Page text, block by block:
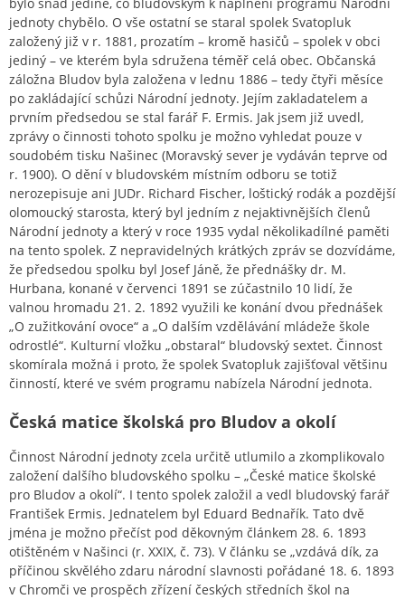
jednoty chybělo. O vše ostatní se staral spolek Svatopluk
založený již v r. 1881, prozatím – kromě hasičů – spolek v obci
jediný – ve kterém byla sdružena téměř celá obec. Občanská
záložna Bludov byla založena v lednu 1886 – tedy čtyři měsíce
po zakládající schůzi Národní jednoty. Jejím zakladatelem a
prvním předsedou se stal farář F. Ermis. Jak jsem již uvedl,
zprávy o činnosti tohoto spolku je možno vyhledat pouze v
soudobém tisku Našinec (Moravský sever je vydáván teprve od
r. 1900). O dění v bludovském místním odboru se totiž
nerozepisuje ani JUDr. Richard Fischer, loštický rodák a pozdější
olomoucký starosta, který byl jedním z nejaktivnějších členů
Národní jednoty a který v roce 1935 vydal několikadílné paměti
na tento spolek. Z nepravidelných krátkých zpráv se dozvídáme,
že předsedou spolku byl Josef Jáně, že přednášky dr. M.
Hurbana, konané v červenci 1891 se zúčastnilo 10 lidí, že
valnou hromadu 21. 2. 1892 využili ke konání dvou přednášek
„O zužitkování ovoce“ a „O dalším vzdělávání mládeže škole
odrostlé“. Kulturní vložku „obstaral“ bludovský sextet. Činnost
skomírala možná i proto, že spolek Svatopluk zajišťoval většinu
činností, které ve svém programu nabízela Národní jednota.
Česká matice školská pro Bludov a okolí
Činnost Národní jednoty zcela určitě utlumilo a zkomplikovalo
založení dalšího bludovského spolku – „České matice školské
pro Bludov a okolí“. I tento spolek založil a vedl bludovský farář
František Ermis. Jednatelem byl Eduard Bednařík. Tato dvě
jména je možno přečíst pod děkovným článkem 28. 6. 1893
otištěném v Našinci (r. XXIX, č. 73). V článku se „vzdává dík, za
příčinou skvělého zdaru národní slavnosti pořádané 18. 6. 1893
v Chromči ve prospěch zřízení českých středních škol na